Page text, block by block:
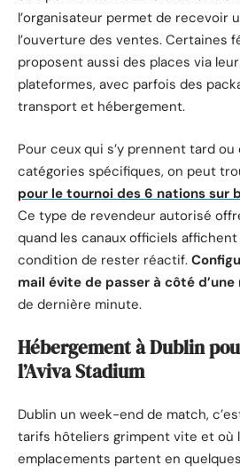
l’organisateur permet de recevoir
l’ouverture des ventes. Certaines
proposent aussi des places via
plateformes, avec parfois des
transport et hébergement.
Pour ceux qui s’y prennent tard
catégories spécifiques, on peut
pour le tournoi des 6 nations sur
Ce type de revendeur autorisé
quand les canaux officiels
condition de rester réactif.
mail évite de passer à côté
de dernière minute.
Hébergement à Dublin
l’Aviva Stadium
Dublin un week-end de match,
tarifs hôteliers grimpent vite et où
emplacements partent en